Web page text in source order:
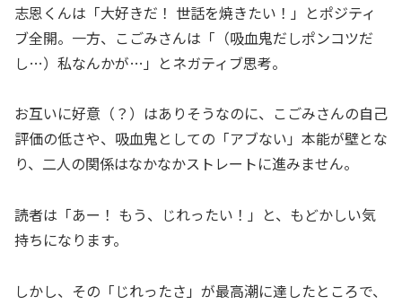
志恩くんは「大好きだ！ 世話を焼きたい！」とポジティ
ブ全開。一方、こごみさんは「（吸血鬼だしポンコツだ
し…）私なんかが…」とネガティブ思考。
お互いに好意（？）はありそうなのに、こごみさんの自己
評価の低さや、吸血鬼としての「アブない」本能が壁とな
り、二人の関係はなかなかストレートに進みません。
読者は「あー！ もう、じれったい！」と、もどかしい気
持ちになります。
しかし、その「じれったさ」が最高潮に達したところで、